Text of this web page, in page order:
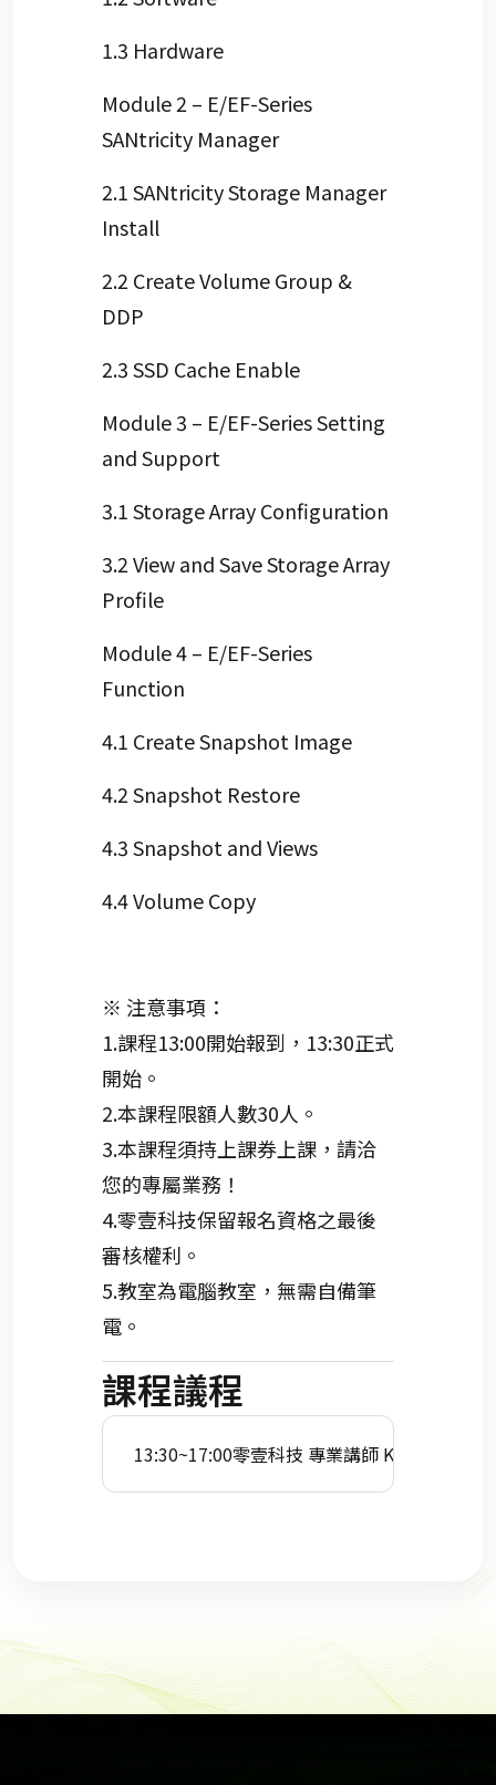
1.3 Hardware
Module 2 – E/EF-Series
SANtricity Manager
2.1 SANtricity Storage Manager
Install
2.2 Create Volume Group &
DDP
2.3 SSD Cache Enable
Module 3 – E/EF-Series Setting
and Support
3.1 Storage Array Configuration
3.2 View and Save Storage Array
Profile
Module 4 – E/EF-Series
Function
4.1 Create Snapshot Image
4.2 Snapshot Restore
4.3 Snapshot and Views
4.4 Volume Copy
※ 注意事項：
1.課程13:00開始報到，13:30正式
開始。
2.本課程限額人數30人。
3.本課程須持上課券上課，請洽
您的專屬業務！
4.零壹科技保留報名資格之最後
審核權利。
5.教室為電腦教室，無需自備筆
電。
課程議程
13:30~17:00零壹科技 專業講師 Kruber Huang